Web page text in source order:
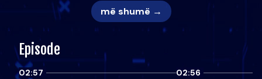
më shumë →
Episode
02:57 02:56